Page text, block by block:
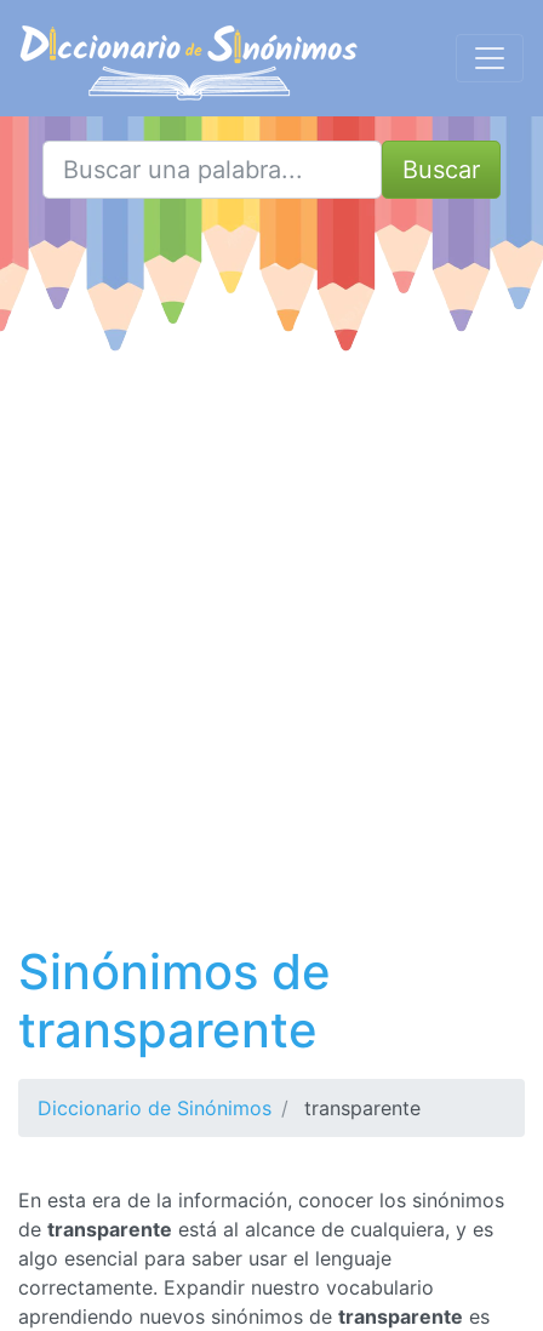
Buscar
Sinónimos de
transparente
Diccionario de Sinónimos transparente
En esta era de la información, conocer los sinónimos
de transparente está al alcance de cualquiera, y es
algo esencial para saber usar el lenguaje
correctamente. Expandir nuestro vocabulario
aprendiendo nuevos sinónimos de transparente es